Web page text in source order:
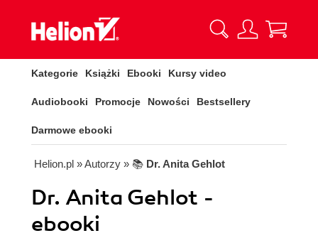
Kategorie Książki Ebooki Kursy video
Audiobooki Promocje Nowości Bestsellery
Darmowe ebooki
Helion.pl » Autorzy » 📚 Dr. Anita Gehlot
Dr. Anita Gehlot -
ebooki